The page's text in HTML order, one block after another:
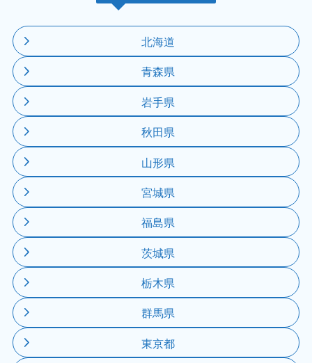
北海道
青森県
岩手県
秋田県
山形県
宮城県
福島県
茨城県
栃木県
群馬県
東京都